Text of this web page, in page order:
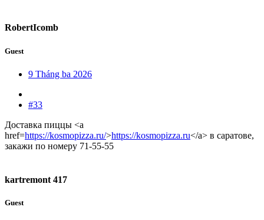
RobertIcomb
Guest
9 Tháng ba 2026
#33
Доставка пиццы <a
href=https://kosmopizza.ru/>https://kosmopizza.ru</a> в саратове,
закажи по номеру 71-55-55
kartremont 417
Guest